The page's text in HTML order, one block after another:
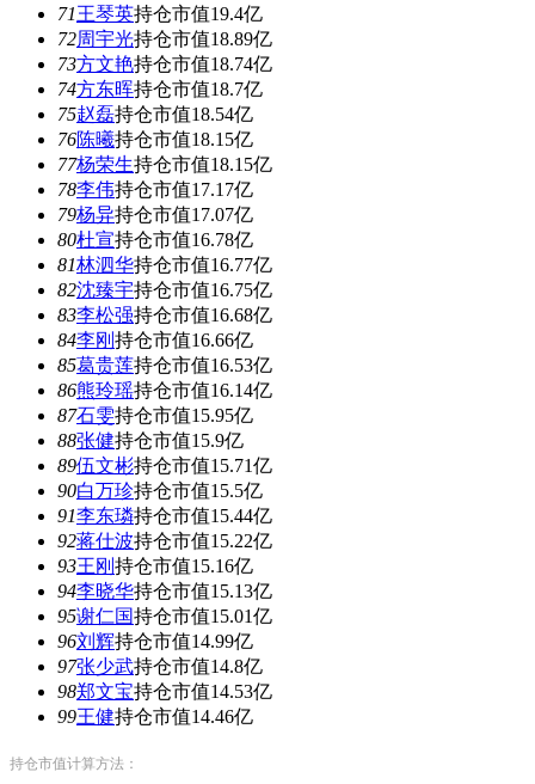
71王琴英持仓市值19.4亿
72周宇光持仓市值18.89亿
73方文艳持仓市值18.74亿
74方东晖持仓市值18.7亿
75赵磊持仓市值18.54亿
76陈曦持仓市值18.15亿
77杨荣生持仓市值18.15亿
78李伟持仓市值17.17亿
79杨异持仓市值17.07亿
80杜宣持仓市值16.78亿
81林泗华持仓市值16.77亿
82沈臻宇持仓市值16.75亿
83李松强持仓市值16.68亿
84李刚 持仓市值16.66亿
85葛贵莲持仓市值16.53亿
86熊玲瑶持仓市值16.14亿
87石雯持仓市值15.95亿
88张健持仓市值15.9亿
89伍文彬持仓市值15.71亿
90白万珍持仓市值15.5亿
91李东璘持仓市值15.44亿
92蒋仕波持仓市值15.22亿
93王刚 持仓市值15.16亿
94李晓华持仓市值15.13亿
95谢仁国持仓市值15.01亿
96刘辉持仓市值14.99亿
97张少武持仓市值14.8亿
98郑文宝持仓市值14.53亿
99王健持仓市值14.46亿
持仓市值计算方法：